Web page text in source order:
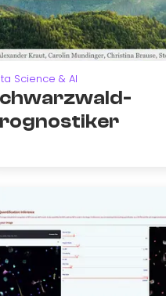
Science & AI